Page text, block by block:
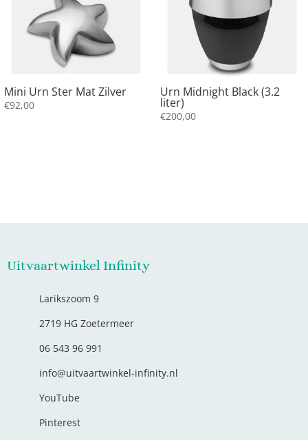
Mini Urn Ster Mat Zilver
€92,00
Urn Midnight Black (3.2
liter)
€200,00
Uitvaartwinkel Infinity
Larikszoom 9
2719 HG Zoetermeer
06 543 96 991
info@uitvaartwinkel-infinity.nl
YouTube
Pinterest